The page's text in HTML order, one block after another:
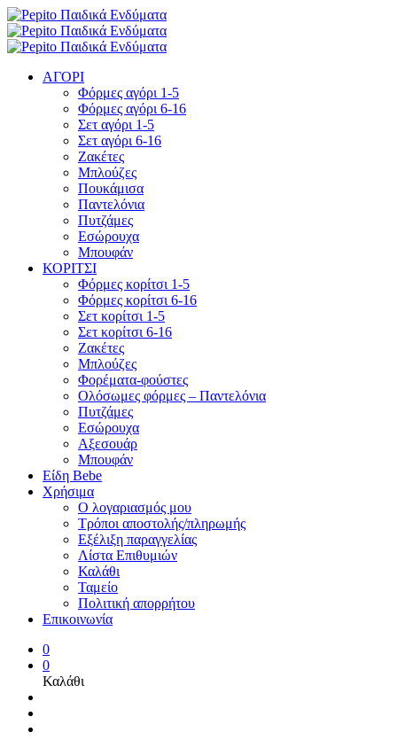
ΑΓΟΡΙ
Φόρμες αγόρι 1-5
Φόρμες αγόρι 6-16
Σετ αγόρι 1-5
Σετ αγόρι 6-16
Ζακέτες
Μπλούζες
Πουκάμισα
Παντελόνια
Πυτζάμες
Εσώρουχα
Μπουφάν
ΚΟΡΙΤΣΙ
Φόρμες κορίτσι 1-5
Φόρμες κορίτσι 6-16
Σετ κορίτσι 1-5
Σετ κορίτσι 6-16
Ζακέτες
Μπλούζες
Φορέματα-φούστες
Ολόσωμες φόρμες – Παντελόνια
Πυτζάμες
Εσώρουχα
Αξεσουάρ
Μπουφάν
Είδη Bebe
Χρήσιμα
Ο λογαριασμός μου
Τρόποι αποστολής/πληρωμής
Εξέλιξη παραγγελίας
Λίστα Επιθυμιών
Καλάθι
Ταμείο
Πολιτική απορρήτου
Επικοινωνία
0
0
Καλάθι